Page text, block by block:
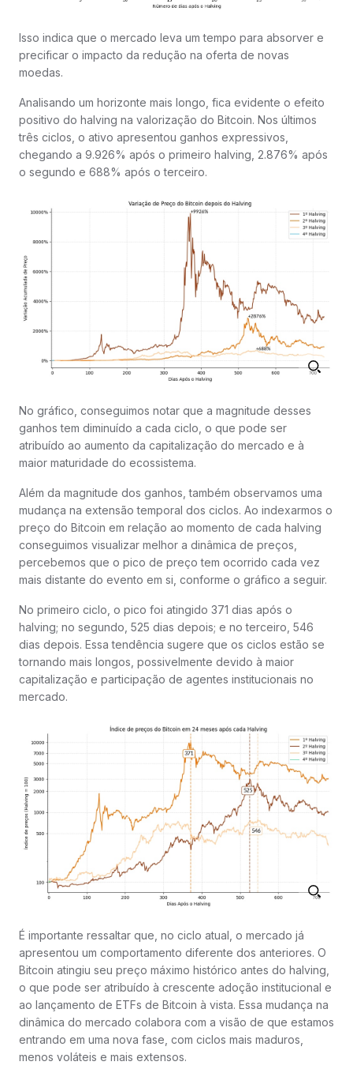
Isso indica que o mercado leva um tempo para absorver e
precificar o impacto da redução na oferta de novas
moedas.
Analisando um horizonte mais longo, fica evidente o efeito
positivo do halving na valorização do Bitcoin. Nos últimos
três ciclos, o ativo apresentou ganhos expressivos,
chegando a 9.926% após o primeiro halving, 2.876% após
o segundo e 688% após o terceiro.
No gráfico, conseguimos notar que a magnitude desses
ganhos tem diminuído a cada ciclo, o que pode ser
atribuído ao aumento da capitalização do mercado e à
maior maturidade do ecossistema.
Além da magnitude dos ganhos, também observamos uma
mudança na extensão temporal dos ciclos. Ao indexarmos o
preço do Bitcoin em relação ao momento de cada halving
conseguimos visualizar melhor a dinâmica de preços,
percebemos que o pico de preço tem ocorrido cada vez
mais distante do evento em si, conforme o gráfico a seguir.
No primeiro ciclo, o pico foi atingido 371 dias após o
halving; no segundo, 525 dias depois; e no terceiro, 546
dias depois. Essa tendência sugere que os ciclos estão se
tornando mais longos, possivelmente devido à maior
capitalização e participação de agentes institucionais no
mercado.
É importante ressaltar que, no ciclo atual, o mercado já
apresentou um comportamento diferente dos anteriores. O
Bitcoin atingiu seu preço máximo histórico antes do halving,
o que pode ser atribuído à crescente adoção institucional e
ao lançamento de ETFs de Bitcoin à vista. Essa mudança na
dinâmica do mercado colabora com a visão de que estamos
entrando em uma nova fase, com ciclos mais maduros,
menos voláteis e mais extensos.